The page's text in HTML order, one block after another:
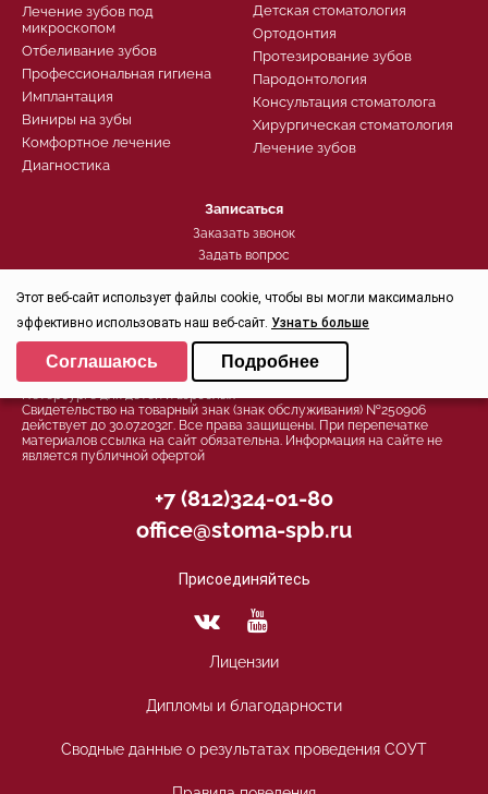
Лечение зубов под
микроскопом
Отбеливание зубов
Профессиональная гигиена
Имплантация
Виниры на зубы
Комфортное лечение
Диагностика
Детская стоматология
Ортодонтия
Протезирование зубов
Пародонтология
Консультация стоматолога
Хирургическая стоматология
Лечение зубов
Записаться
Заказать звонок
Задать вопрос
Политика конфиденциальности
© 2026, Группа компаний СТОМА™ - Стоматология в Санкт-
Свидетельство на товарный знак (знак обслуживания) №250906
действует до 30.07.2032г. Все права защищены. При перепечатке
материалов ссылка на сайт обязательна. Информация на сайте не
является публичной офертой
+7 (812)324-01-80
office@stoma-spb.ru
Присоединяйтесь
Лицензии
Дипломы и благодарности
Сводные данные о результатах проведения СОУТ
Этот веб-сайт использует файлы cookie, чтобы вы могли максимально
эффективно использовать наш веб-сайт. Узнать больше
Выберите настройки cookie
Минимальные
Аналитические/Функциональные
Соглашаюсь Подробнее